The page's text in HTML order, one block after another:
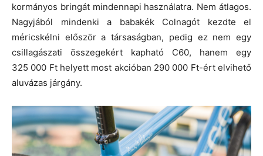
kormányos bringát mindennapi használatra. Nem átlagos.
Nagyjából mindenki a babakék Colnagót kezdte el
méricskélni először a társaságban, pedig ez nem egy
csillagászati összegekért kapható C60, hanem egy
325 000 Ft helyett most akcióban 290 000 Ft-ért elvihető
aluvázas járgány.